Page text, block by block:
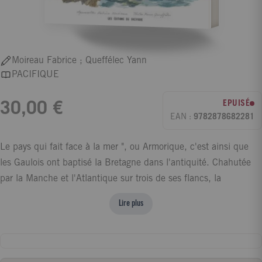
Moireau Fabrice ; Queffélec Yann
PACIFIQUE
30,00 €
EPUISÉ
EAN : 9782878682281
Le pays qui fait face à la mer ", ou Armorique, c'est ainsi que
les Gaulois ont baptisé la Bretagne dans l'antiquité. Chahutée
par la Manche et l'Atlantique sur trois de ses flancs, la
armoricain, qui s'étire des pointes du Finistère aux rives de la
Lire plus